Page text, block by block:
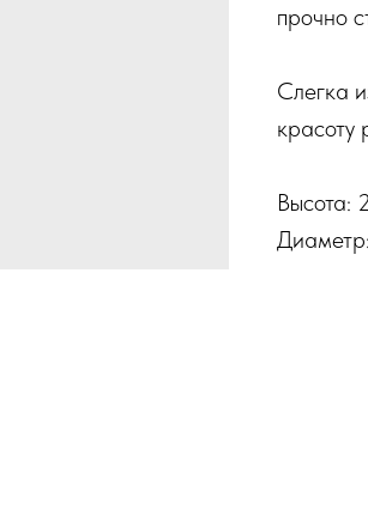
прочно
Слегка
красоту
Высота: